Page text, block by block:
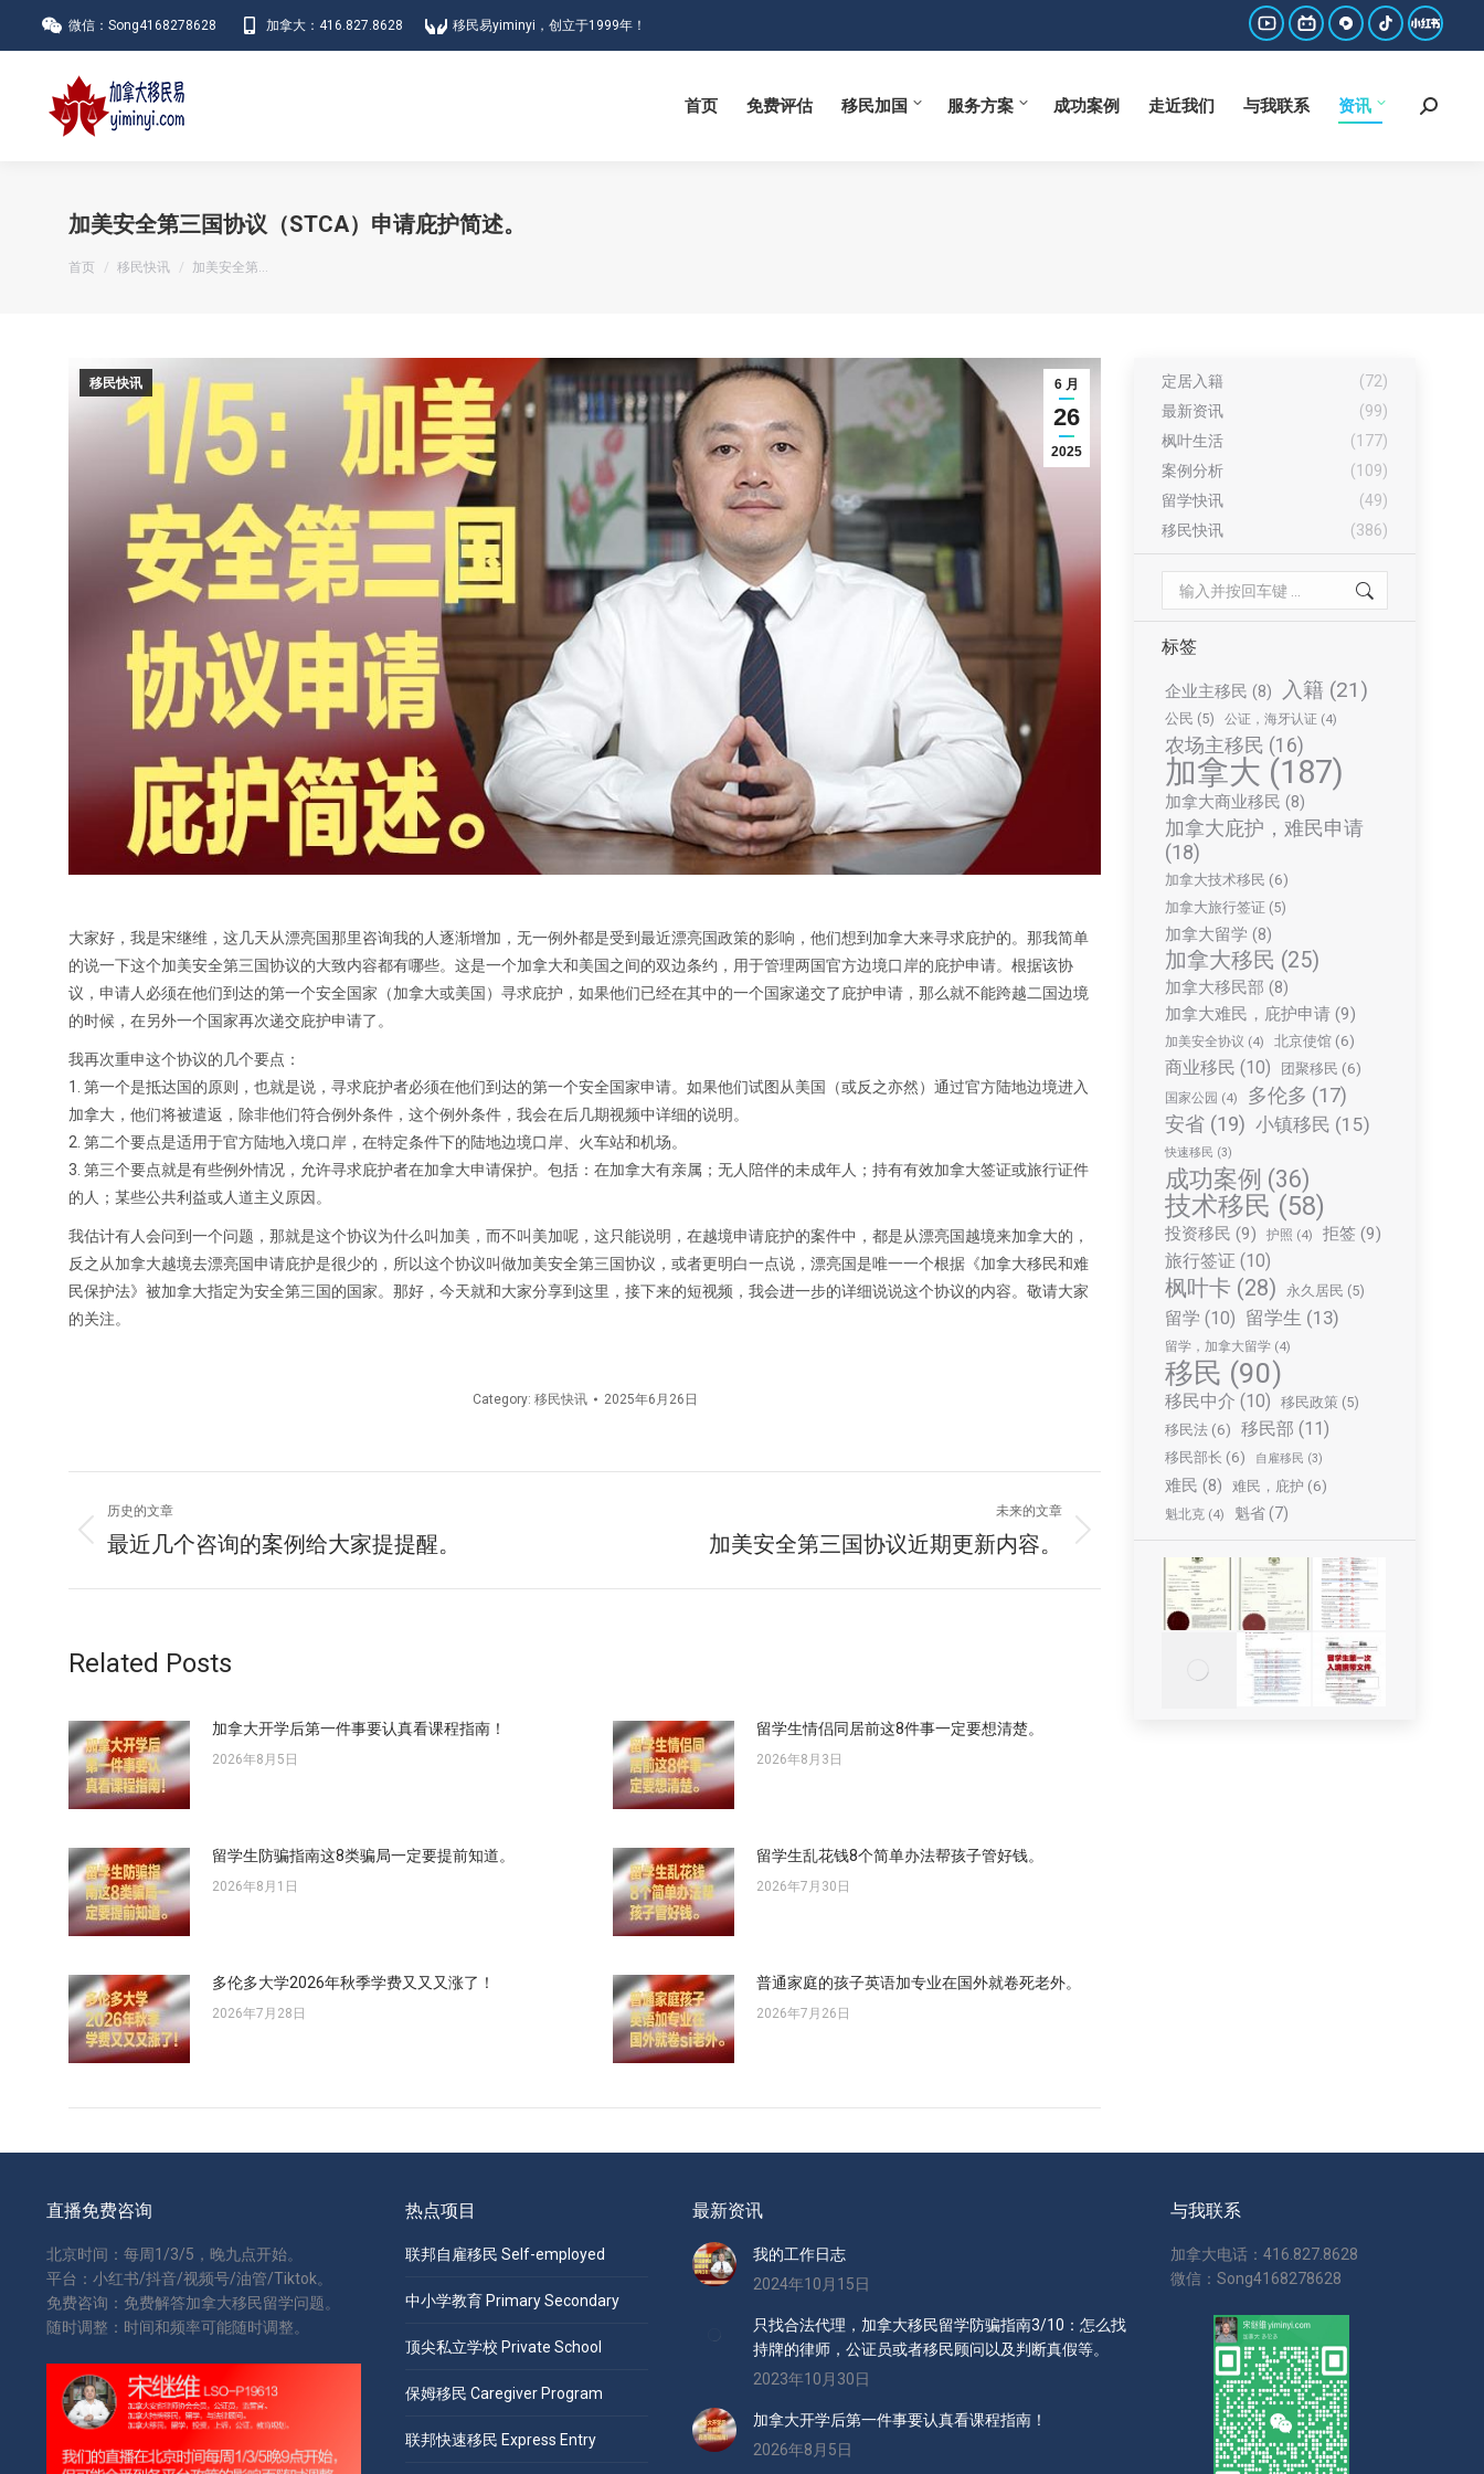
微信：Song4168278628 加拿大：416.827.8628 移民易yiminyi，创立于1999年！
YouTube
opens
哔
哔
西
page
抖
page
小
书
首页 免费评估 移民加国 服务方案 成功案例 走近我们 与我联系 资讯 Search:
加美安全第三国协议（STCA）申请庇护简述。
您在这里：
首页 移民快讯 加美安全第…
6 月
26
2025
移民快讯
大家好，我是宋继维，这几天从漂亮国那里咨询我的人逐渐增加，无一例外都是受到最近漂亮国政策的影响，他们想到加拿大来寻求庇护的。那我简单
的说一下这个加美安全第三国协议的大致内容都有哪些。这是一个加拿大和美国之间的双边条约，用于管理两国官方边境口岸的庇护申请。根据该协
议，申请人必须在他们到达的第一个安全国家（加拿大或美国）寻求庇护，如果他们已经在其中的一个国家递交了庇护申请，那么就不能跨越二国边境
的时候，在另外一个国家再次递交庇护申请了。
我再次重申这个协议的几个要点：
1. 第一个是抵达国的原则，也就是说，寻求庇护者必须在他们到达的第一个安全国家申请。如果他们试图从美国（或反之亦然）通过官方陆地边境进入
加拿大，他们将被遣返，除非他们符合例外条件，这个例外条件，我会在后几期视频中详细的说明。
2. 第二个要点是适用于官方陆地入境口岸，在特定条件下的陆地边境口岸、火车站和机场。
3. 第三个要点就是有些例外情况，允许寻求庇护者在加拿大申请保护。包括：在加拿大有亲属；无人陪伴的未成年人；持有有效加拿大签证或旅行证件
的人；某些公共利益或人道主义原因。
我估计有人会问到一个问题，那就是这个协议为什么叫加美，而不叫美加呢，这只能说明，在越境申请庇护的案件中，都是从漂亮国越境来加拿大的，
反之从加拿大越境去漂亮国申请庇护是很少的，所以这个协议叫做加美安全第三国协议，或者更明白一点说，漂亮国是唯一一个根据《加拿大移民和难
民保护法》被加拿大指定为安全第三国的国家。那好，今天就和大家分享到这里，接下来的短视频，我会进一步的详细说说这个协议的内容。敬请大家
的关注。
Category: 移民快讯 2025年6月26日
章
导
航
历史的文章
历
章：
最近几个咨询的案例给大家提提醒。
未来的文章
加美安全第三国协议近期更新内容。
Related Posts
加拿大开学后第一件事要认真看课程指南！
2026年8月5日
留学生情侣同居前这8件事一定要想清楚。
2026年8月3日
留学生防骗指南这8类骗局一定要提前知道。
2026年8月1日
留学生乱花钱8个简单办法帮孩子管好钱。
2026年7月30日
多伦多大学2026年秋季学费又又又涨了！
2026年7月28日
普通家庭的孩子英语加专业在国外就卷死老外。
2026年7月26日
定居入籍
(72)
最新资讯
(99)
枫叶生活
(177)
案例分析
(109)
留学快讯
(49)
移民快讯
(386)
Search:
标签
企业主移民 (8) 入籍 (21)
公民 (5) 公证，海牙认证 (4)
农场主移民 (16)
加拿大 (187)
加拿大商业移民 (8)
加拿大庇护，难民申请
(18)
加拿大技术移民 (6)
加拿大旅行签证 (5)
加拿大留学 (8)
加拿大移民 (25)
加拿大移民部 (8)
加拿大难民，庇护申请 (9)
加美安全协议 (4) 北京使馆 (6)
商业移民 (10) 团聚移民 (6)
国家公园 (4) 多伦多 (17)
安省 (19) 小镇移民 (15)
快速移民 (3)
成功案例 (36)
技术移民 (58)
投资移民 (9) 护照 (4) 拒签 (9)
旅行签证 (10)
枫叶卡 (28) 永久居民 (5)
留学 (10) 留学生 (13)
留学，加拿大留学 (4)
移民 (90)
移民中介 (10) 移民政策 (5)
移民法 (6) 移民部 (11)
移民部长 (6) 自雇移民 (3)
难民 (8) 难民，庇护 (6)
魁北克 (4) 魁省(7)
直播免费咨询
北京时间：每周1/3/5，晚九点开始。
平台：小红书/抖音/视频号/油管/Tiktok。
免费咨询：免费解答加拿大移民留学问题。
随时调整：时间和频率可能随时调整。
热点项目
联邦自雇移民 Self-employed
中小学教育 Primary Secondary
顶尖私立学校 Private School
保姆移民 Caregiver Program
联邦快速移民 Express Entry
最新资讯
我的工作日志
2024年10月15日
只找合法代理，加拿大移民留学防骗指南3/10：怎么找
持牌的律师，公证员或者移民顾问以及判断真假等。
2023年10月30日
加拿大开学后第一件事要认真看课程指南！
2026年8月5日
与我联系
加拿大电话：416.827.8628
微信：Song4168278628
与我联系 资讯 Search: